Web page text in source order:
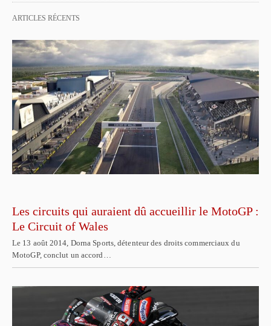
ARTICLES RÉCENTS
Les circuits qui auraient dû accueillir le MotoGP :
Le Circuit of Wales
Le 13 août 2014, Dorna Sports, détenteur des droits commerciaux du
MotoGP, conclut un accord…